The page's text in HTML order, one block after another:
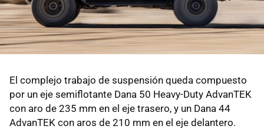
El complejo trabajo de suspensión queda compuesto
por un eje semiflotante Dana 50 Heavy-Duty AdvanTEK
con aro de 235 mm en el eje trasero, y un Dana 44
AdvanTEK con aros de 210 mm en el eje delantero.